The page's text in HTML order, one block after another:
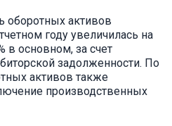
оборотных активов
году увеличилась на
в основном, за счет
задолженности. По
активов также
производственных